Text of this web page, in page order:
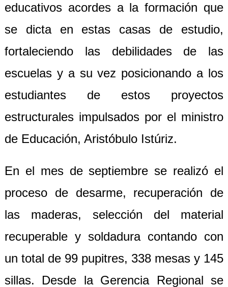
educativos acordes a la formación que
se dicta en estas casas de estudio,
fortaleciendo las debilidades de las
escuelas y a su vez posicionando a los
estudiantes de estos proyectos
estructurales impulsados por el ministro
de Educación, Aristóbulo Istúriz.
En el mes de septiembre se realizó el
proceso de desarme, recuperación de
las maderas, selección del material
recuperable y soldadura contando con
un total de 99 pupitres, 338 mesas y 145
sillas. Desde la Gerencia Regional se